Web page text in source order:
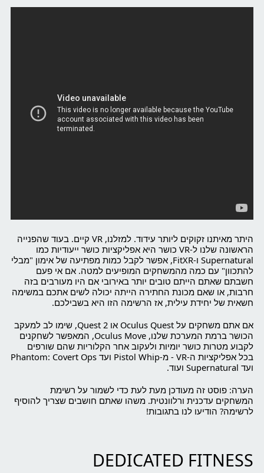
היתר מאיתנו זקוקים ליותר עידוד. למזלנו, VR קיים. בעוד שהפנייה
הראשונה שלנו ל-VR כושר היא אפליקציות כושר ייעודיות כמו
Supernatural ו-FitXR, אפשר לקבל כמות מפתיעה של אימון "מבלי
להתכוון" עם כמה מהמשחקים המופיעים למטה. אם אי פעם
חשבתם שאתם הייתם טובים יותר באירובי אם היו מעורבים בזה
חרבות, או שאם מכונת החתירה הייתה יכולה לשים אתכם במשימה
חשאית של יחידת עילית, אז הרשימה הזו היא בשבילכם.
אם אתם משחקים על Oculus Quest או Quest 2, שימו לב למעקב
הכושר ברמת המערכת שלנו, Oculus Move, המאפשר לשחקנים
לקבוע מטרות כושר יומיות ולעקוב אחר הקלוריות שהם שורפים
בכל אפליקציות ה-VR - מ-Pistol Whip ועד Phantom: Covert Ops
ועד Supernatural ועוד.
הערה: פוסט זה מעודכן מעת לעת כדי לשמור על רשימת
המשחקים עדכנית ורלוונטית. משהו שאתם חושבים שצריך להוסיף
לרשימה? הודיעו לנו בתגובות!
DEDICATED FITNESS